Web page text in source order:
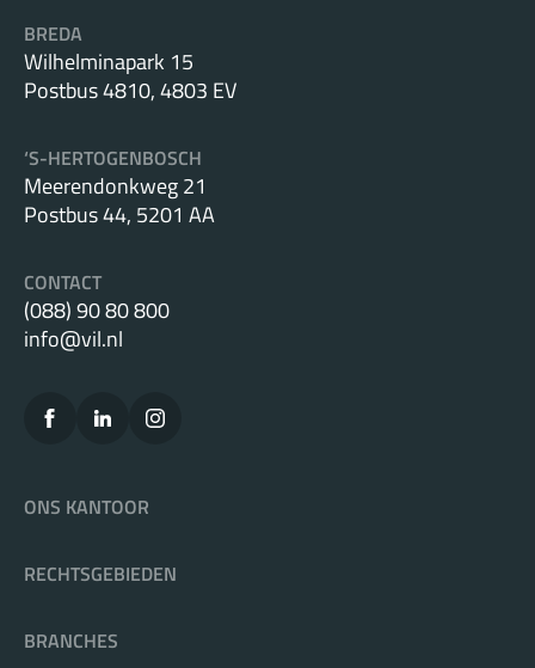
BREDA
Wilhelminapark 15
Postbus 4810, 4803 EV
‘S-HERTOGENBOSCH
Meerendonkweg 21
Postbus 44, 5201 AA
CONTACT
(088) 90 80 800
info@vil.nl
ONS KANTOOR
RECHTSGEBIEDEN
BRANCHES